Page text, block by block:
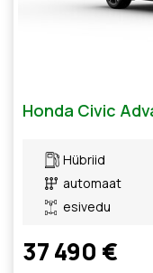
Honda Civic
Hübriid
automaat
esivedu
37 490 €